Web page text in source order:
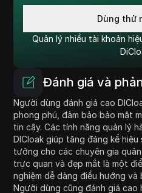
Dùng thử
Quản lý nhiều tài khoản
Đánh giá và
Người dùng đánh giá cao
phong phú, đảm bảo bảo mật
tin cậy. Các tính năng quản lý
DICloak giúp tăng đáng kể
tưởng cho các chuyên gia
trực quan và đẹp mắt là một
nghiệm dễ dàng điều hướng
Người dùng cũng đánh giá cao